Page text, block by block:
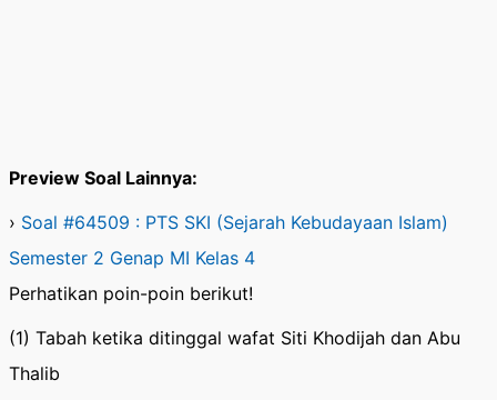
Preview Soal Lainnya:
› Soal #64509 : PTS SKI (Sejarah Kebudayaan Islam)
Semester 2 Genap MI Kelas 4
Perhatikan poin-poin berikut!
(1) Tabah ketika ditinggal wafat Siti Khodijah dan Abu
Thalib